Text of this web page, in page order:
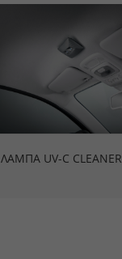
ΛΑΜΠΑ UV-C CLEANER